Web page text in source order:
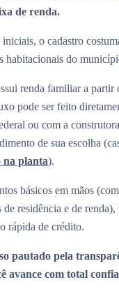
de renda.
iniciais, o cadastro
habitacionais do
renda familiar a partir
pode ser feito
ou com a
de sua escolha
na planta).
básicos em mãos
de residência e de renda),
rápida de crédito.
pautado pela
avance com total